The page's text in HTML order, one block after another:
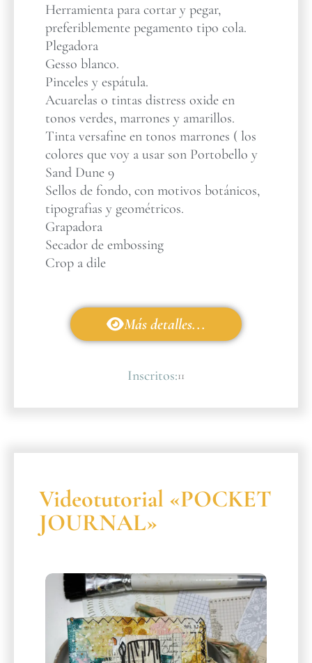
Herramienta para cortar y pegar,
preferiblemente pegamento tipo cola.
Plegadora
Gesso blanco.
Pinceles y espátula.
Acuarelas o tintas distress oxide en
tonos verdes, marrones y amarillos.
Tinta versafine en tonos marrones ( los
colores que voy a usar son Portobello y
Sand Dune 9
Sellos de fondo, con motivos botánicos,
tipografias y geométricos.
Grapadora
Secador de embossing
Crop a dile
Más detalles...
Inscritos:11
Videotutorial «POCKET
JOURNAL»